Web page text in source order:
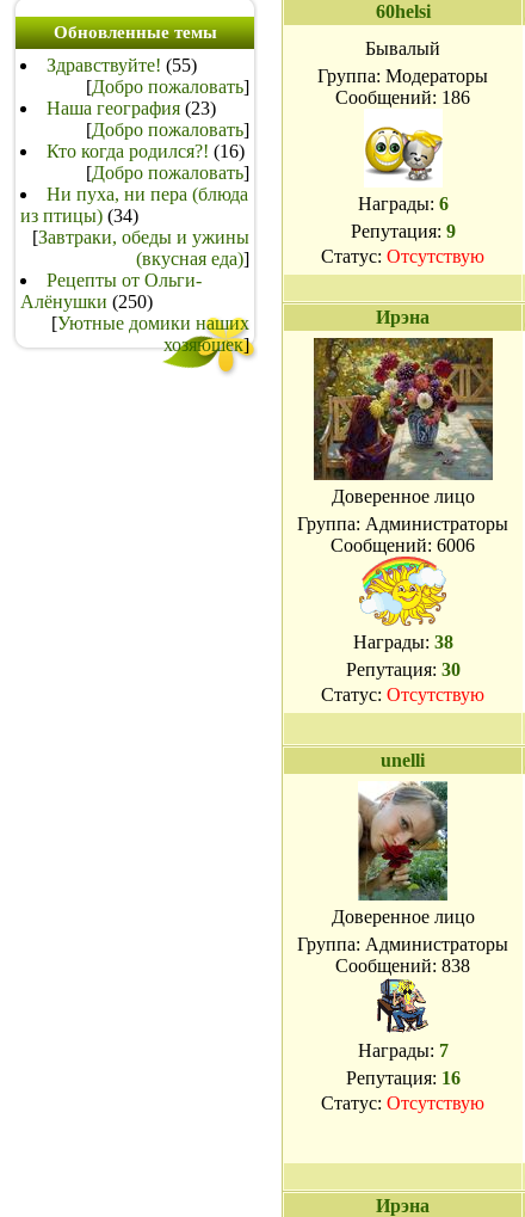
Обновленные темы
Здравствуйте! (55)
[Добро пожаловать]
Наша география (23)
[Добро пожаловать]
Кто когда родился?! (16)
[Добро пожаловать]
Ни пуха, ни пера (блюда
из птицы) (34)
[Завтраки, обеды и ужины
(вкусная еда)]
Рецепты от Ольги-
Алёнушки (250)
[Уютные домики наших
хозяюшек]
60helsi
Бывалый
Группа: Модераторы
Сообщений: 186
Награды: 6
Репутация: 9
Статус: Отсутствую
Ирэна
Доверенное лицо
Группа: Администраторы
Сообщений: 6006
Награды: 38
Репутация: 30
Статус: Отсутствую
unelli
Доверенное лицо
Группа: Администраторы
Сообщений: 838
Награды: 7
Репутация: 16
Статус: Отсутствую
Ирэна